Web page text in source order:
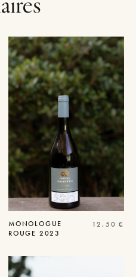
MONOLOGUE
ROUGE 2023
12,50€